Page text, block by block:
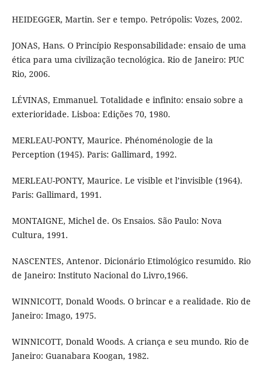
HEIDEGGER, Martin. Ser e tempo. Petrópolis: Vozes, 2002.
JONAS, Hans. O Princípio Responsabilidade: ensaio de uma
ética para uma civilização tecnológica. Rio de Janeiro: PUC
Rio, 2006.
LÉVINAS, Emmanuel. Totalidade e infinito: ensaio sobre a
exterioridade. Lisboa: Edições 70, 1980.
MERLEAU-PONTY, Maurice. Phénoménologie de la
Perception (1945). Paris: Gallimard, 1992.
MERLEAU-PONTY, Maurice. Le visible et l’invisible (1964).
Paris: Gallimard, 1991.
MONTAIGNE, Michel de. Os Ensaios. São Paulo: Nova
Cultura, 1991.
NASCENTES, Antenor. Dicionário Etimológico resumido. Rio
de Janeiro: Instituto Nacional do Livro,1966.
WINNICOTT, Donald Woods. O brincar e a realidade. Rio de
Janeiro: Imago, 1975.
WINNICOTT, Donald Woods. A criança e seu mundo. Rio de
Janeiro: Guanabara Koogan, 1982.